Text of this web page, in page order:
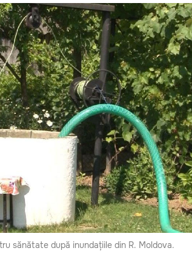
sănătate după inundațiile din R. Moldova.